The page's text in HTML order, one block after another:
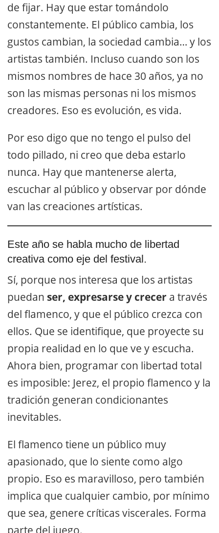
de fijar. Hay que estar tomándolo
constantemente. El público cambia, los
gustos cambian, la sociedad cambia… y los
artistas también. Incluso cuando son los
mismos nombres de hace 30 años, ya no
son las mismas personas ni los mismos
creadores. Eso es evolución, es vida.
Por eso digo que no tengo el pulso del
todo pillado, ni creo que deba estarlo
nunca. Hay que mantenerse alerta,
escuchar al público y observar por dónde
van las creaciones artísticas.
Este año se habla mucho de libertad
creativa como eje del festival.
Sí, porque nos interesa que los artistas
puedan ser, expresarse y crecer a través
del flamenco, y que el público crezca con
ellos. Que se identifique, que proyecte su
propia realidad en lo que ve y escucha.
Ahora bien, programar con libertad total
es imposible: Jerez, el propio flamenco y la
tradición generan condicionantes
inevitables.
El flamenco tiene un público muy
apasionado, que lo siente como algo
propio. Eso es maravilloso, pero también
implica que cualquier cambio, por mínimo
que sea, genere críticas viscerales. Forma
parte del juego.